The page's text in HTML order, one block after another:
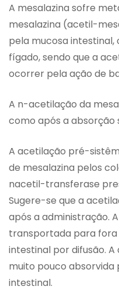
A mesalazina sofre
mesalazina (acetil-
pela mucosa
fígado, sendo que a
ocorrer pela ação de
A n-acetilação da
como após a absorção
A acetilação pré-
de mesalazina pelos
nacetil-transferase
Sugere-se que a
após a administração.
transportada para fora
intestinal por difusão.
muito pouco absorvida
intestinal.